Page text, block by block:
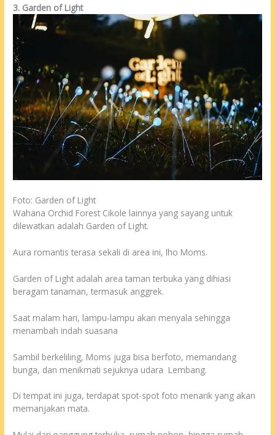
3. Garden of Light
Foto: Garden of Light
Wahana Orchid Forest Cikole lainnya yang sayang untuk
dilewatkan adalah Garden of Light.
Aura romantis terasa sekali di area ini, lho Moms.
Garden of Light adalah area taman terbuka yang dihiasi
beragam tanaman, termasuk anggrek.
Saat malam hari, lampu-lampu akan menyala sehingga
menambah indah suasana
Sambil berkeliling, Moms juga bisa berfoto, memandang
bunga, dan menikmati sejuknya udara Lembang.
Di tempat ini juga, terdapat spot-spot foto menarik yang akan
memanjakan mata.